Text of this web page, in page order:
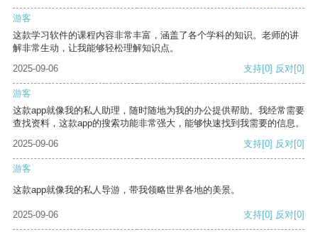
游客
这款学习软件的课程内容非常丰富，涵盖了各个学科的知识。老师的讲
解非常生动，让我能够轻松理解知识点。
2025-09-06
支持[0] 反对[0]
游客
这款app就像我的私人助理，随时随地为我的办公提供帮助。我经常需要
查找资料，这款app的搜索功能非常强大，能够快速找到我需要的信息。
2025-09-06
支持[0] 反对[0]
游客
这款app就像我的私人导游，带我领略世界各地的美景。
2025-09-06 支持[0] 反对[0]